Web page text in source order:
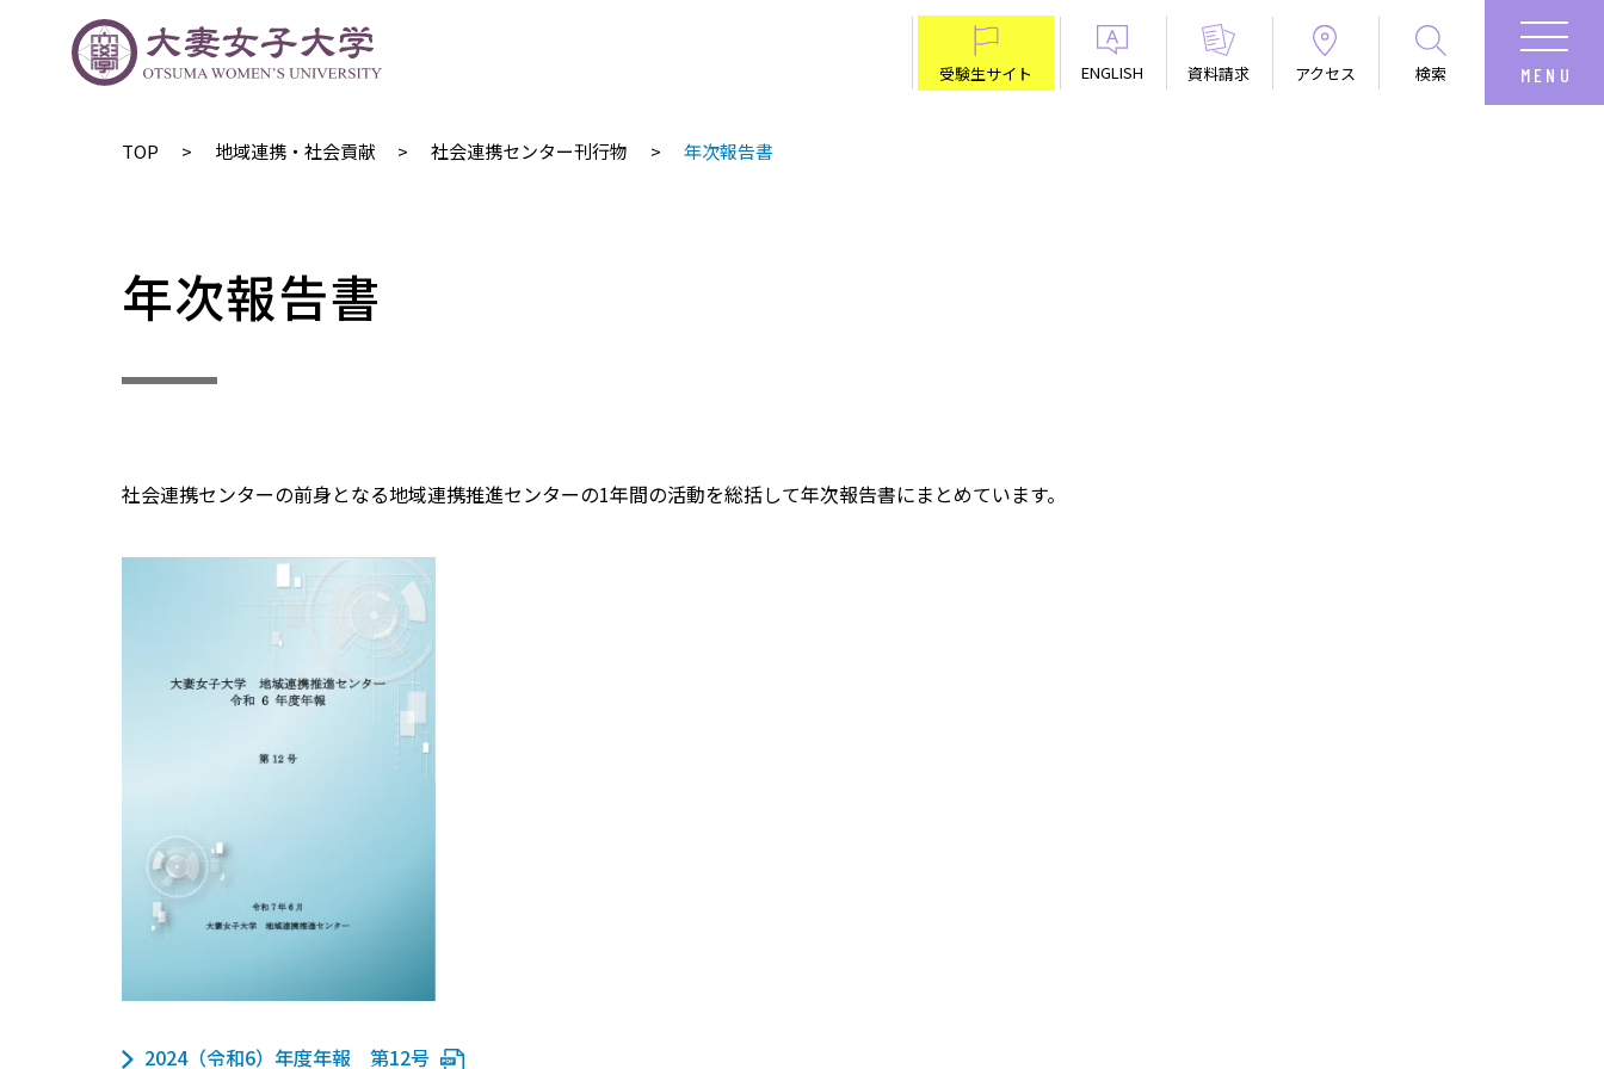
受験生サイト ENGLISH 資料請求 アクセス 検索
TOP 地域連携・社会貢献 社会連携センター刊行物 年次報告書
年次報告書
社会連携センターの前身となる地域連携推進センターの1年間の活動を総括して年次報告書にまとめています。
2024（令和6）年度年報 第12号